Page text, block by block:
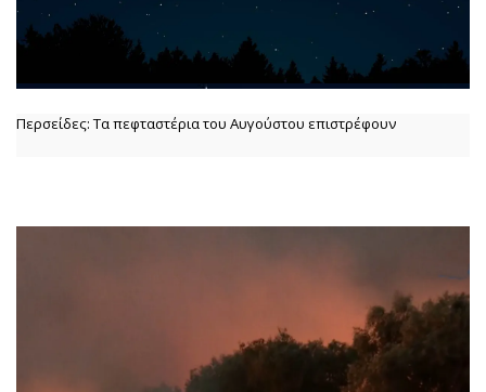
Περσείδες: Τα πεφταστέρια του Αυγούστου επιστρέφουν